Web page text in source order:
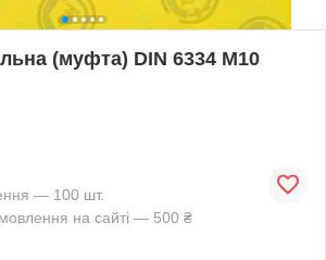
(муфта) DIN 6334 М10
— 100 шт.
на сайті — 500 ₴